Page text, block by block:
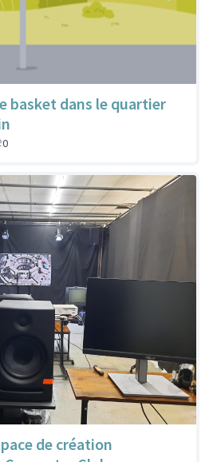
basket dans le quartier
0
de création